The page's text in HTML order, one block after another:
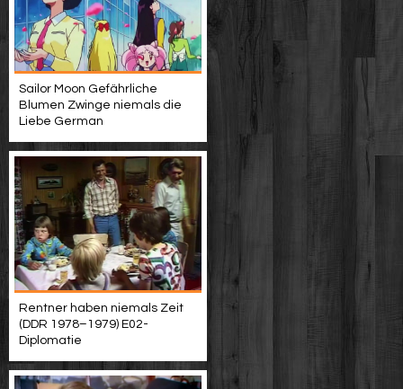
Sailor Moon Gefährliche
Blumen Zwinge niemals die
Liebe German
Rentner haben niemals Zeit
(DDR 1978–1979) E02-
Diplomatie